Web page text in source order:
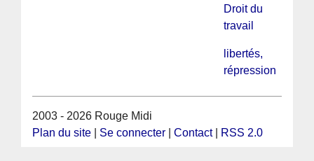
Droit du
travail
libertés,
répression
2003 - 2026 Rouge Midi
Plan du site
Se connecter |Contact| RSS 2.0